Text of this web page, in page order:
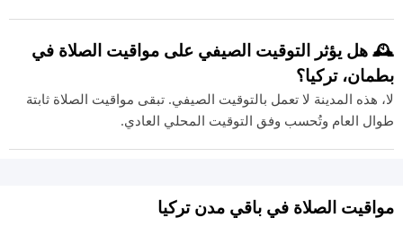
🕰️ هل يؤثر التوقيت الصيفي على مواقيت الصلاة في
بطمان، تركيا؟
لا، هذه المدينة لا تعمل بالتوقيت الصيفي. تبقى مواقيت الصلاة ثابتة
طوال العام وتُحسب وفق التوقيت المحلي العادي.
مواقيت الصلاة في باقي مدن تركيا